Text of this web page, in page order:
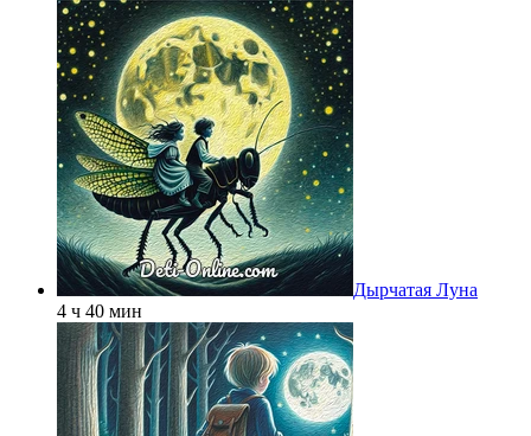
Дырчатая Луна
4 ч 40 мин